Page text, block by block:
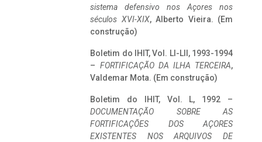
sistema defensivo nos Açores nos
séculos XVI-XIX, Alberto Vieira. (Em
construção)
Boletim do IHIT, Vol. LI-LII, 1993-1994
– FORTIFICAÇÃO DA ILHA TERCEIRA,
Valdemar Mota. (Em construção)
Boletim do IHIT, Vol. L, 1992 –
DOCUMENTAÇÃO SOBRE AS
FORTIFICAÇÕES DOS AÇORES
EXISTENTES NOS ARQUIVOS DE